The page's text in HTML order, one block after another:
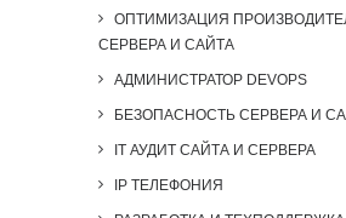
ОПТИМИЗАЦИЯ
СЕРВЕРА И САЙТА
АДМИНИСТРАТОР DEVOPS
БЕЗОПАСНОСТЬ СЕРВЕРА И
IT АУДИТ САЙТА И СЕРВЕРА
IP ТЕЛЕФОНИЯ